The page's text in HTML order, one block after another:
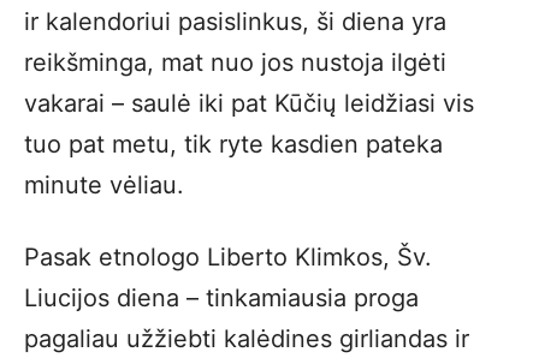
ir kalendoriui pasislinkus, ši diena yra
reikšminga, mat nuo jos nustoja ilgėti
vakarai – saulė iki pat Kūčių leidžiasi vis
tuo pat metu, tik ryte kasdien pateka
minute vėliau.
Pasak etnologo Liberto Klimkos, Šv.
Liucijos diena – tinkamiausia proga
pagaliau užžiebti kalėdines girliandas ir